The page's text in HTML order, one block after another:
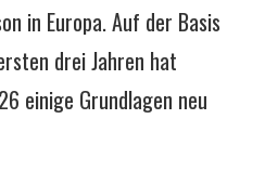
in Europa. Auf der Basis
drei Jahren hat
einige Grundlagen neu